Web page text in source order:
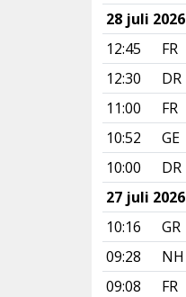
28 juli 2026
12:45
FR
12:30
DR
11:00
FR
10:52
GE
10:00
DR
27 juli 2026
10:16
GR
09:28
NH
09:08
FR